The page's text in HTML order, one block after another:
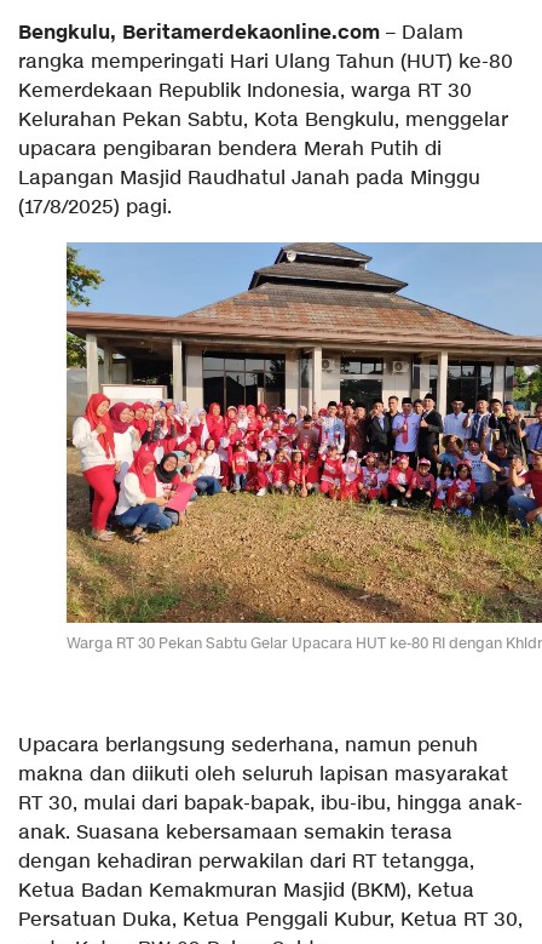
Bengkulu, Beritamerdekaonline.com – Dalam
rangka memperingati Hari Ulang Tahun (HUT) ke-80
Kemerdekaan Republik Indonesia, warga RT 30
Kelurahan Pekan Sabtu, Kota Bengkulu, menggelar
upacara pengibaran bendera Merah Putih di
Lapangan Masjid Raudhatul Janah pada Minggu
(17/8/2025) pagi.
Warga RT 30 Pekan Sabtu Gelar Upacara HUT ke-80 RI dengan
‎Upacara berlangsung sederhana, namun penuh
makna dan diikuti oleh seluruh lapisan masyarakat
RT 30, mulai dari bapak-bapak, ibu-ibu, hingga anak-
anak. Suasana kebersamaan semakin terasa
dengan kehadiran perwakilan dari RT tetangga,
Ketua Badan Kemakmuran Masjid (BKM), Ketua
Persatuan Duka, Ketua Penggali Kubur, Ketua RT 30,